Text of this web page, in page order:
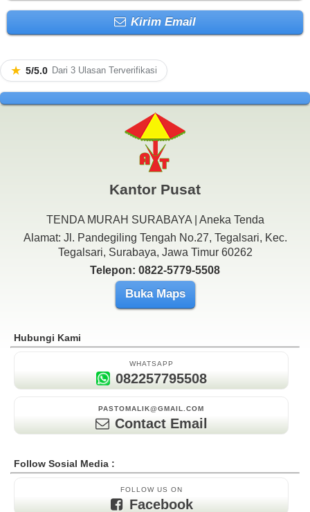
Kirim Email
★ 5/5.0 Dari 3 Ulasan Terverifikasi
Kantor Pusat
TENDA MURAH SURABAYA | Aneka Tenda
Alamat: Jl. Pandegiling Tengah No.27, Tegalsari, Kec.
Tegalsari, Surabaya, Jawa Timur 60262
Telepon: 0822-5779-5508
Buka Maps
Hubungi Kami
WHATSAPP
082257795508
PASTOMALIK@GMAIL.COM
Contact Email
Follow Sosial Media :
FOLLOW US ON
Facebook